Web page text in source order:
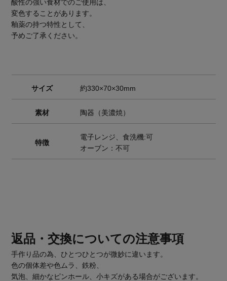
酸性の強い食材でのご使用は、
変色することがあります。
釉薬の持つ特性として、
予めご了承ください。
サイズ 約330×70×30mm
素材 陶器（美濃焼）
特徴
電子レンジ、食洗機:可
オーブン：不可
返品・交換についての注意事項
手作り品の為、ひとつひとつが微妙に違います。
色の個体差や色ムラ、鉄粉、
気泡、細かなピンホール、小キズがある場合がございます。